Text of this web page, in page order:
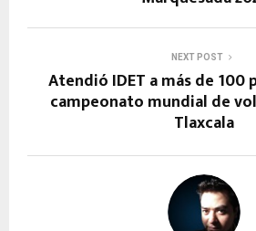
NEXT POST
Atendió IDET a más de 100
campeonato mundial de
Tlaxcala